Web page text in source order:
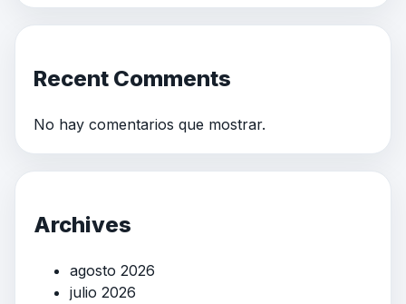
Recent Comments
No hay comentarios que mostrar.
Archives
agosto 2026
julio 2026